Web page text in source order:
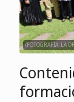
(FOTOGRAFÍA: LA